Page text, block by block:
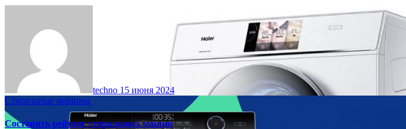
techno 15 июня 2024
Стиральные машины
Составить рейтинг стиральных машин